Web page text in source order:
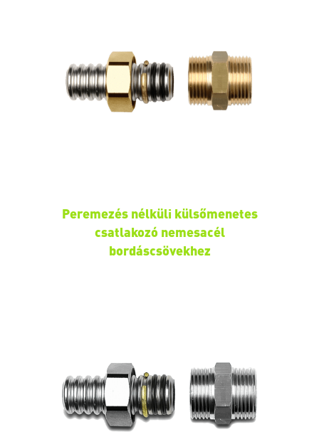
Peremezés nélküli külsőmenetes
csatlakozó nemesacél
bordáscsövekhez